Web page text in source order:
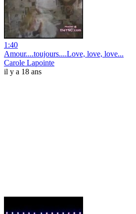
1:40
Amour....toujours....Love, love, love...
Carole Lapointe
il y a 18 ans